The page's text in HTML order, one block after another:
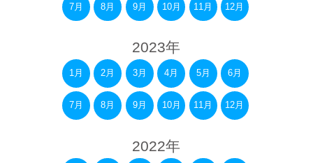
7月 8月 9月 10月 11月 12月
2023年
1月 2月 3月 4月 5月 6月
7月 8月 9月 10月 11月 12月
2022年